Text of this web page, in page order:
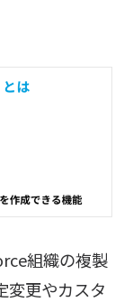
組織の複製
変更やカスタ